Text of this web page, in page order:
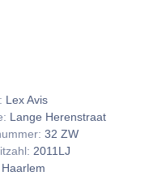
Lex Avis
Lange Herenstraat
32 ZW
2011LJ
Haarlem